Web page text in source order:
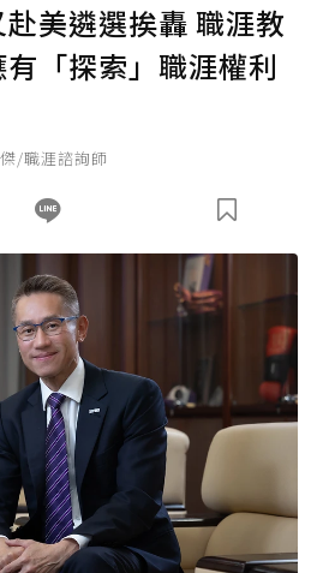
美遴選挨轟 職涯教
「探索」職涯權利
/職涯諮詢師